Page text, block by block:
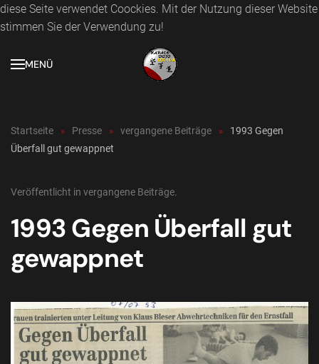
diese Seite verwendet Coockies. Mit der Nutzung dieser Website
stimmen Sie der Verwendung zu!
MENÜ
Startseite Presse vergangene Beiträge
1993 Gegen
Überfall gut gewappnet
Veröffentlicht in vergangene Beiträge.
1993 Gegen Überfall gut
gewappnet